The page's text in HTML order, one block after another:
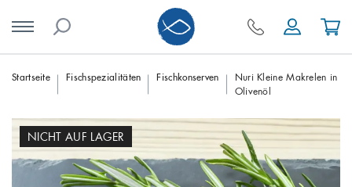
Skip
content
Startseite Fischspezialitäten Fischkonserven
Nuri Kleine Makrelen in
Olivenöl
NICHT AUF LAGER